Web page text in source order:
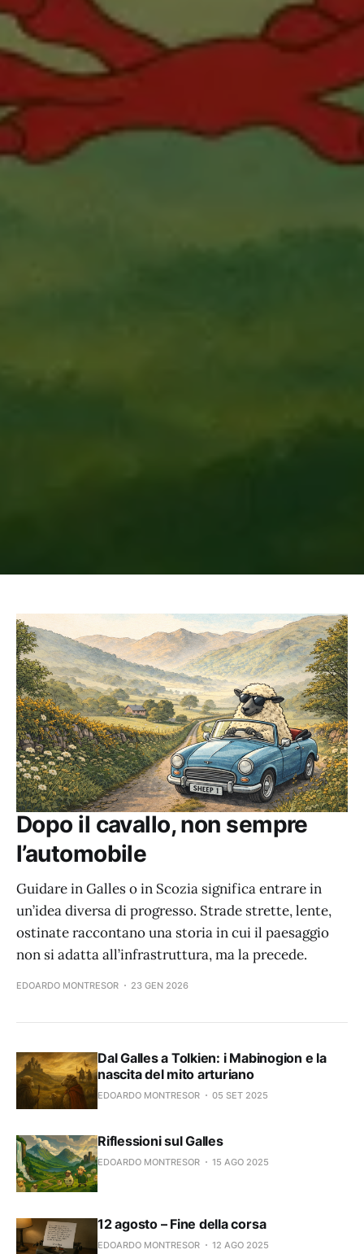
Dopo il cavallo, non sempre
l’automobile
Guidare in Galles o in Scozia significa entrare in
un’idea diversa di progresso. Strade strette, lente,
ostinate raccontano una storia in cui il paesaggio
non si adatta all’infrastruttura, ma la precede.
EDOARDO MONTRESOR 23 GEN 2026
Dal Galles a Tolkien: i Mabinogion e la
nascita del mito arturiano
EDOARDO MONTRESOR 05 SET 2025
Riflessioni sul Galles
EDOARDO MONTRESOR 15 AGO 2025
12 agosto – Fine della corsa
EDOARDO MONTRESOR 12 AGO 2025